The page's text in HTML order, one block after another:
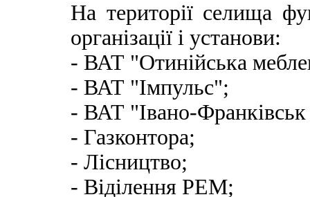
На території селища
організації і установи:
- ВАТ "Отинійська
- ВАТ "Імпульс";
- ВАТ "Івано-
- Газконтора;
- Лісництво;
- Віділення РЕМ;